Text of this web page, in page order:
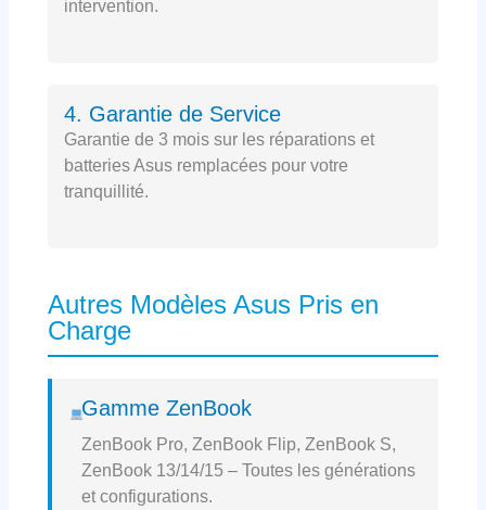
intervention.
4. Garantie de Service
Garantie de 3 mois sur les réparations et
batteries Asus remplacées pour votre
tranquillité.
Autres Modèles Asus Pris en
Charge
Gamme ZenBook
ZenBook Pro, ZenBook Flip, ZenBook S,
ZenBook 13/14/15 – Toutes les générations
et configurations.